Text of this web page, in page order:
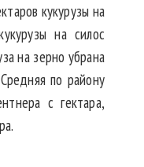
кукурузы на
на силос
на зерно убрана
по району
с гектара,